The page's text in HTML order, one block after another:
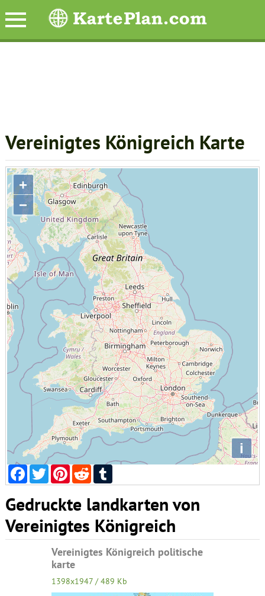
Vereinigtes Königreich Karte
+
−
i
Facebook
TwitterPinterest
RedditTumblr
Gedruckte landkarten von
Vereinigtes Königreich
Vereinigtes Königreich politische
karte
1398x1947 / 489 Kb